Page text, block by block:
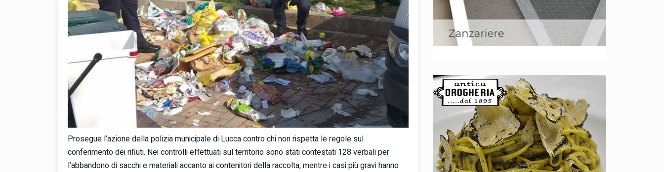
Prosegue l’azione della polizia municipale di Lucca contro chi non rispetta le regole sul
conferimento dei rifiuti. Nei controlli effettuati sul territorio sono stati contestati 128 verbali per
l’abbandono di sacchi e materiali accanto ai contenitori della raccolta, mentre i casi più gravi hanno